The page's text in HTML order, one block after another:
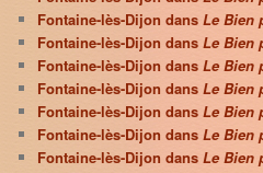
Fontaine-lès-Dijon dansLe Bien
Fontaine-lès-Dijon dansLe Bien
Fontaine-lès-Dijon dansLe Bien
Fontaine-lès-Dijon dansLe Bien
Fontaine-lès-Dijon dansLe Bien
Fontaine-lès-Dijon dansLe Bien
Fontaine-lès-Dijon dansLe Bien